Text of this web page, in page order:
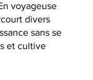
voyageuse
divers
sans se
et cultive